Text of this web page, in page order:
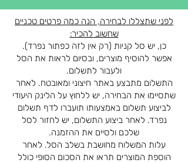
לפני שתצללו לבחירה, הנה כמה פרטים טכניים
שחשוב להכיר:
כן, יש סל קניות (רק אין לזה כפתור נפרד).
אפשר להוסיף מוצרים, ובסיום לראות את הסל
ולעבור לתשלום.
התשלום מתבצע באתר חיצוני ומאובטח. לאחר
שתסיימו את הבחירה, יש ללחוץ על הלינק היעודי
לביצוע תשלום באמצעותו תועברו לדף תשלום
נפרד. לאחר ביצוע התשלום, יש לחזור לסל
שלכם ולסיים את ההזמנה.
עלות המשלוח מחושבת בשלב הסל. לאחר
הוספת המוצרים תראו את הסכום הסופי כולל